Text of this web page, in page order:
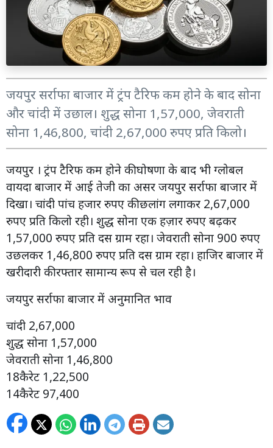
जयपुर सर्राफा बाजार में ट्रंप टैरिफ कम होने के बाद सोना
और चांदी में उछाल। शुद्ध सोना 1,57,000, जेवराती
सोना 1,46,800, चांदी 2,67,000 रुपए प्रति किलो।
जयपुर । ट्रंप टैरिफ कम होने की घोषणा के बाद भी ग्लोबल
वायदा बाजार में आई तेजी का असर जयपुर सर्राफा बाजार में
दिखा। चांदी पांच हजार रुपए की छलांग लगाकर 2,67,000
रुपए प्रति किलो रही। शुद्ध सोना एक हज़ार रुपए बढ़कर
1,57,000 रुपए प्रति दस ग्राम रहा। जेवराती सोना 900 रुपए
उछलकर 1,46,800 रुपए प्रति दस ग्राम रहा। हाजिर बाजार में
खरीदारी की रफ्तार सामान्य रूप से चल रही है।
जयपुर सर्राफा बाजार में अनुमानित भाव
चांदी 2,67,000
शुद्ध सोना 1,57,000
जेवराती सोना 1,46,800
18कैरेट 1,22,500
14कैरेट 97,400